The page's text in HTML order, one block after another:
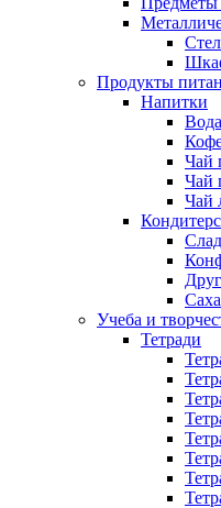
Продукты
Напитки
Вода
Чай
Чай
Чай
Учеба и
Тетради